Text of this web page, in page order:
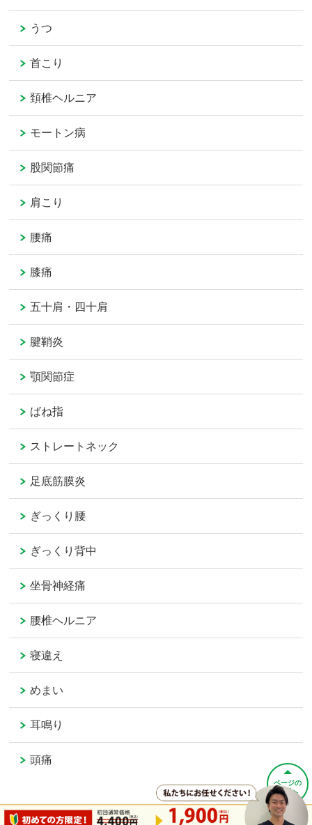
うつ
首こり
頚椎ヘルニア
モートン病
股関節痛
肩こり
腰痛
膝痛
五十肩・四十肩
腱鞘炎
顎関節症
ばね指
ストレートネック
足底筋膜炎
ぎっくり腰
ぎっくり背中
坐骨神経痛
腰椎ヘルニア
寝違え
めまい
耳鳴り
頭痛
ページの
先頭へ